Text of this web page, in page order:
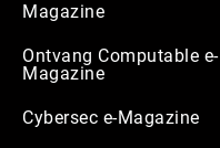
Magazine
Ontvang Computable e-
Magazine
Cybersec e-Magazine